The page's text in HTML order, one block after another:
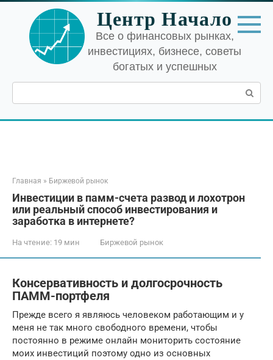
Перейти
контенту
Центр Начало
Все о финансовых рынках,
инвестициях, бизнесе, советы
богатых и успешных
Поиск:
Главная » Биржевой рынок
Инвестиции в памм-счета развод и лохотрон
или реальный способ инвестирования и
заработка в интернете?
На чтение: 19 мин Биржевой рынок
Консервативность и долгосрочность
ПАММ-портфеля
Прежде всего я являюсь человеком работающим и у
меня не так много свободного времени, чтобы
постоянно в режиме онлайн мониторить состояние
моих инвестиций поэтому одно из основных